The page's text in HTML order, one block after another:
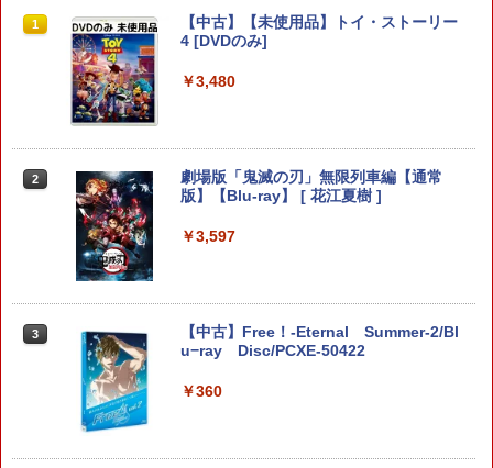
1
Joy-Con 2 (L) ライトブルー/(R) ライト
レッド
￥9,980
2
MAGES. 【Joshinオリジナル特典付】
【Switch2】STEINS;GATE RE:BOOT
（シュタインズゲート リブート） 限定
ト リブ-ト ゲンテイ]
【特典】ドラゴンクエストモンスターズ
4 枯れ木の国のビアンカ・フローラ マ
スターズ版 Switch2版(【早期購入封入
1
【中古】オクトパストラベラーIIソフト:
プレイステーション5ソフト／ロールプ
2
【中古】【全品10倍！8/10限定】PS5EL
DEN RING
￥4,518
3 ファンタビジョン202X -PS5【新品】
1
【中古】アサシン クリード I+II ウェルカ
ムパック【CEROレーティング「Z」】
￥361
2
【中古】妖怪三国志 (封入特典『コマさ
ん孫策』武将レジェンドメダル 同梱) - 3
3 【中古】クマ・トモ - 3DS
1
【中古】【未使用品】トイ・ストーリー
4 [DVDのみ]
￥3,480
2
劇場版「鬼滅の刃」無限列車編【通常
版】【Blu-ray】 [ 花江夏樹 ]
￥3,597
3
【中古】Free！-Eternal Summer-2/Bl
u−ray Disc/PCXE-50422
￥360